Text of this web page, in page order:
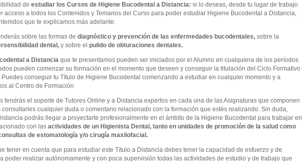
de estudiar los Cursos de Higiene Bucodental a Distancia: si lo deseas, desde tu lugar de trabajo
acceso a todos los Contenidos y Temarios del Curso para poder estudiar Higiene Bucodental a Distancia,
que te explicamos más adelante.
sobre las formas de diagnóstico y prevención de las enfermedades bucodentales, sobre la
dental, y sobre el pulido de obturaciones dentales.
a Distancia que te presentamos pueden ser iniciados por el Alumno en cualquiera de los períodos
pueden comenzar su formación en el momento que deseen y conseguir la titulación del Ciclo Formativo
conseguir tu Título de Higiene Bucodental comenzando a estudiar en cualquier momento y a
al Centro de Formación
tendrás el soporte de Tutores Online y a Distancia expertos en cada una de las Asignaturas que componen
cualquier duda o comentario relacionado con la formación que estés realizando. Sin duda,
podrás llegar a proyectarte profesionalmente en el ámbito de la Higiene Bucodental para trabajar en
con las actividades de un Higienista Dental, tanto en unidades de promoción de la salud como
de estomatología y/o cirugía maxilofacial.
tener en cuenta que para estudiar este Título a Distancia debes tener la capacidad de esfuerzo y de
poder realizar autónomamente y con poca supervisión todas las actividades de estudio y de trabajo que